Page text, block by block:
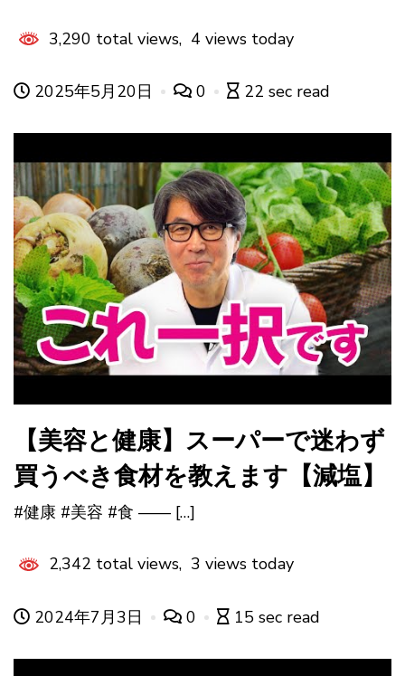
3,290 total views, 4 views today
2025年5月20日 0 22 sec read
【美容と健康】スーパーで迷わず
買うべき食材を教えます【減塩】
#健康 #美容 #食 —— […]
2,342 total views, 3 views today
2024年7月3日 0 15 sec read